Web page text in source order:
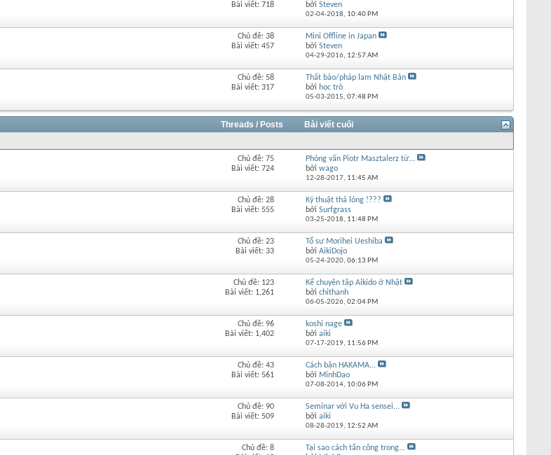
Bài viết: 718
bởi Steven
02-04-2018, 10:40 PM
Chủ đề: 38
Bài viết: 457
Mini Offline in Japan
bởi Steven
04-29-2016, 12:57 AM
Chủ đề: 58
Bài viết: 317
Thất bảo/pháp lam Nhật Bản
bởi học trò
05-03-2015, 07:48 PM
Threads / Posts
Bài viết cuối
Chủ đề: 75
Bài viết: 724
Phỏng vấn Piotr Masztalerz từ...
bởi wago
12-28-2017, 11:45 AM
Chủ đề: 28
Bài viết: 555
Kỹ thuật thả lỏng !???
bởi Surfgrass
03-25-2018, 11:48 PM
Chủ đề: 23
Bài viết: 33
Tổ sư Morihei Ueshiba
bởi AikiDojo
05-24-2020, 06:13 PM
Chủ đề: 123
Bài viết: 1,261
Kể chuyện tập Aikido ở Nhật
bởi chithanh
06-05-2026, 02:04 PM
Chủ đề: 96
Bài viết: 1,402
koshi nage
bởi aiki
07-17-2019, 11:56 PM
Chủ đề: 43
Bài viết: 561
Cách bận HAKAMA...
bởi MinhDao
07-08-2014, 10:06 PM
Chủ đề: 90
Bài viết: 509
Seminar với Vu Ha sensei...
bởi aiki
08-28-2019, 12:52 AM
Chủ đề: 8
Tại sao cách tấn công trong...